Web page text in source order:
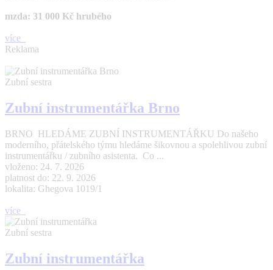
mzda: 31 000 Kč hrubého
více
Reklama
Zubní sestra
Zubní instrumentářka Brno
BRNO HLEDÁME ZUBNÍ INSTRUMENTÁŘKU Do našeho
moderního, přátelského týmu hledáme šikovnou a spolehlivou zubní
instrumentářku / zubního asistenta. Co ...
vloženo: 24. 7. 2026
platnost do: 22. 9. 2026
lokalita: Ghegova 1019/1
více
Zubní sestra
Zubní instrumentářka